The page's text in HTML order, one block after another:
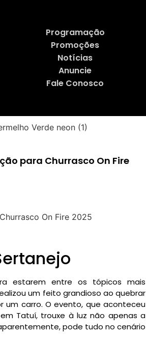
Programação
Promoções
Notícias
Anuncie
Fale Conosco
para Churrasco On Fire
estarem entre os tópicos mais
um feito grandioso ao quebrar
um carro. O evento, que aconteceu
Tatuí, trouxe à luz não apenas a
pode tudo no cenário